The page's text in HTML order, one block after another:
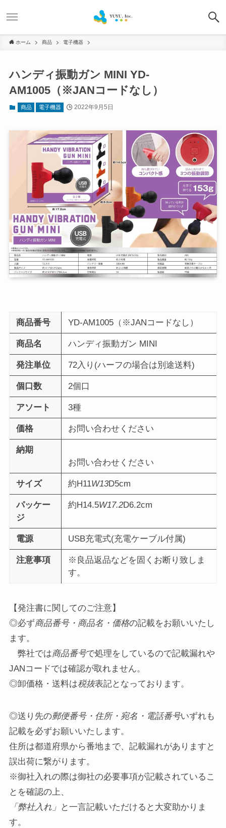
ホーム 商品 電子機器
ハンディ振動ガン MINI YD-
AM1005（※JANコードなし）
商品 電子機器 2022年9月5日
商品番号 YD-AM1005（※JANコードなし）
商品名 ハンディ振動ガン MINI
発注単位 72入り(ハーフの場合は別途送料)
個口数 2個口
アソート 3種
価格 お問い合わせください
納期
お問い合わせください
サイズ 約H11W13D5cm
パッケー
ジ
約H14.5W17.2D6.2cm
電源 USB充電式(充電ケーブル付属)
注意事項
※良品返品などを固くお断り致しま
す。
【発注書に関してのご注意】
◎必ず商品番号・商品名・価格の記載をお願いいたし
ます。
弊社では商品番号で処理をしているので記載漏れや
JANコードでは確認が取れません。
◎卸価格・送料は税抜表記となっております。
◎送り先の郵便番号・住所・宛名・電話番号いずれも
記載を必ずお願いいたします。
住所は都道府県から番地まで、記載漏れがありますと
誤出荷に繋がります。
※御社入れの際は御社の必要事項が記載されているこ
とを確認の上、
「弊社入れ」 と一言記載いただけると大変助かりま
す。